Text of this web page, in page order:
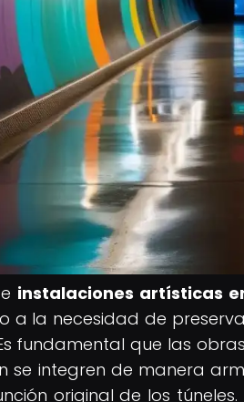
instalaciones artísticas
a la necesidad de
fundamental que las
se integren de manera
original de los